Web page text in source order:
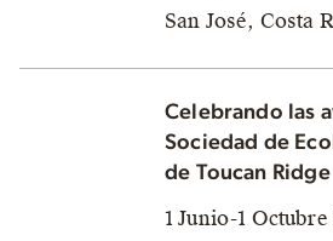
San José, Costa
Celebrando las
Sociedad de
de Toucan Ridge
1 Junio-1 Octubre